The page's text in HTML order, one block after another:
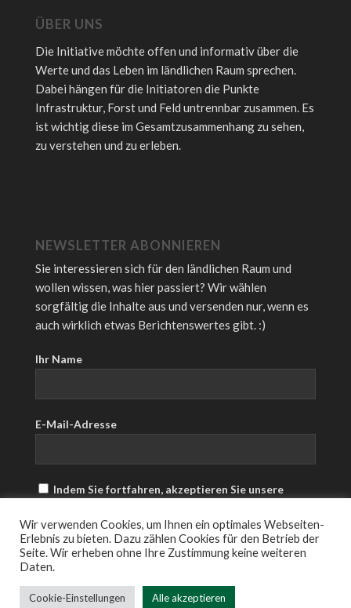
ÜBER UNS
Die Initiative möchte offen und informativ über die
Werte und das Leben im ländlichen Raum sprechen.
Dabei hängen für die Initiatoren die Punkte
Infrastruktur, Forst und Feld untrennbar zusammen. Es
ist wichtig diese im Gesamtzusammenhang zu sehen,
zu verstehen und zu erleben.
NEWSLETTER ABONNIEREN
Sie interessieren sich für den ländlichen Raum und
wollen wissen, was hier passiert? Wir wählen
sorgfältig die Inhalte aus und versenden nur, wenn es
auch wirklich etwas Berichtenswertes gibt. :)
Ihr Name
E-Mail-Adresse
Indem Sie fortfahren, akzeptieren Sie unsere
Wir verwenden Cookies, um Ihnen ein optimales Webseiten-
Erlebnis zu bieten. Dazu zählen Cookies für den Betrieb der
Seite. Wir erheben ohne Ihre Zustimmung keine weiteren
Daten.
Cookie-Einstellungen Alle akzeptieren